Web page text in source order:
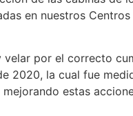
en nuestros
por el correcto
2020, la cual fue
estas